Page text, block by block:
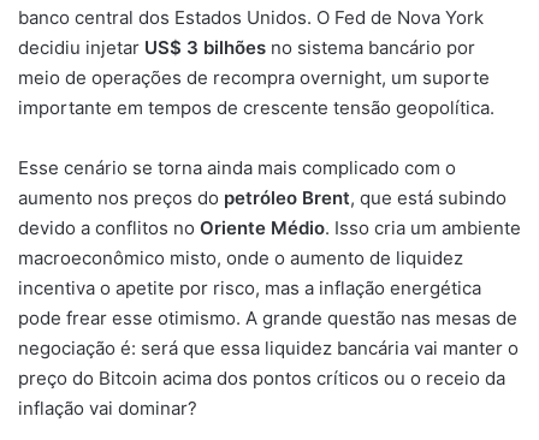
banco central dos Estados Unidos. O Fed de Nova York
decidiu injetar US$ 3 bilhões no sistema bancário por
meio de operações de recompra overnight, um suporte
importante em tempos de crescente tensão geopolítica.
Esse cenário se torna ainda mais complicado com o
aumento nos preços do petróleo Brent, que está subindo
devido a conflitos no Oriente Médio. Isso cria um ambiente
macroeconômico misto, onde o aumento de liquidez
incentiva o apetite por risco, mas a inflação energética
pode frear esse otimismo. A grande questão nas mesas de
negociação é: será que essa liquidez bancária vai manter o
preço do Bitcoin acima dos pontos críticos ou o receio da
inflação vai dominar?